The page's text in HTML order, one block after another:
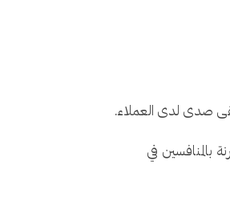
صدى لدى العملاء.
"كوستكو" مقارنة بالمنافسين في